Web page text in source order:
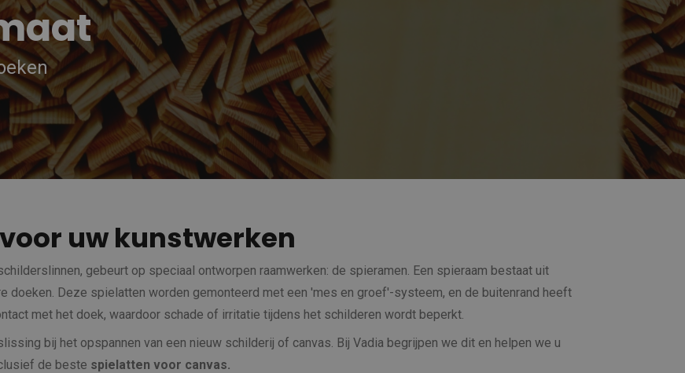
uw kunstwerken
gebeurt op speciaal ontworpen raamwerken: de spieramen. Een spieraam bestaat uit
doeken. Deze spielatten worden gemonteerd met een 'mes en groef'-systeem, en de buitenrand heeft
met het doek, waardoor schade of irritatie tijdens het schilderen wordt beperkt.
bij het opspannen van een nieuw schilderij of canvas. Bij Vadia begrijpen we dit en helpen we u
de beste spielatten voor canvas.